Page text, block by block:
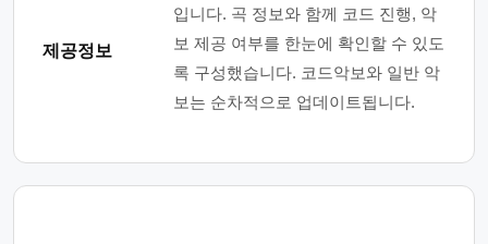
제공정보
입니다. 곡 정보와 함께 코드 진행, 악
보 제공 여부를 한눈에 확인할 수 있도
록 구성했습니다. 코드악보와 일반 악
보는 순차적으로 업데이트됩니다.